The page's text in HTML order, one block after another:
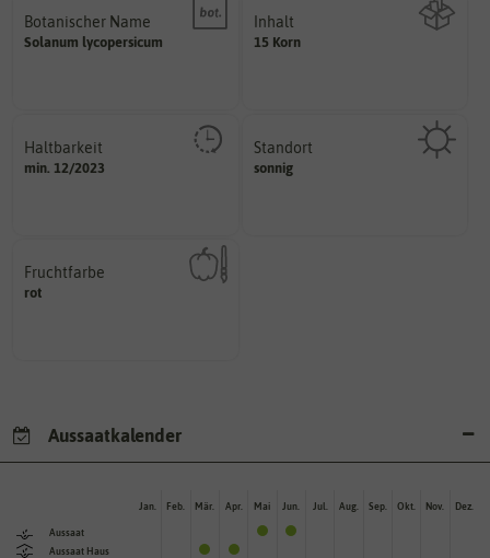
Inhalt
15 KornWie viel ist enthalten
Botanischer Name
Solanum lycopersicum
Namen zur eindeutigen
Bestimmung der Pflanze.
Haltbarkeit
min. 12/2023
und Pflanzgut sehr gut keimen
sollte.
Standort
sonnig
Pflanze? (schattig, halbschattig,
sonnig, vollsonnig)
Fruchtfarbe
rot
sie nach dem Reifungsprozess
hat.
Aussaatkalender
Aussaat
Aussaat Haus
Jan. Feb. Mär. Apr. Mai Jun. Jul. Aug. Sep. Okt. Nov. Dez.